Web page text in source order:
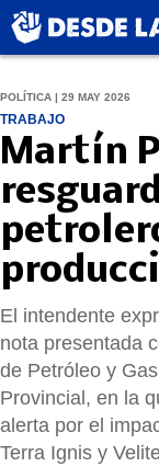
POLÍTICA | 29 MAY 2026
TRABAJO
Martín
El intendente
nota presentada
de Petróleo y
Provincial, en la
alerta por el
Terra Ignis y